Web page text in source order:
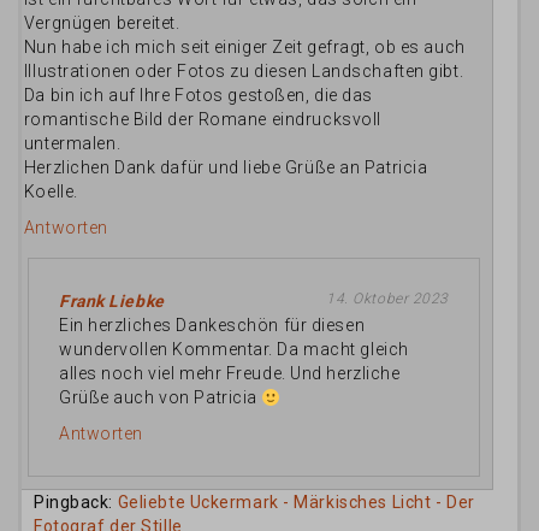
Vergnügen bereitet.
Nun habe ich mich seit einiger Zeit gefragt, ob es auch
Illustrationen oder Fotos zu diesen Landschaften gibt.
Da bin ich auf Ihre Fotos gestoßen, die das
romantische Bild der Romane eindrucksvoll
untermalen.
Herzlichen Dank dafür und liebe Grüße an Patricia
Koelle.
Antworten
Frank Liebke 14. Oktober 2023
Ein herzliches Dankeschön für diesen
wundervollen Kommentar. Da macht gleich
alles noch viel mehr Freude. Und herzliche
Grüße auch von Patricia
Antworten
Pingback: Geliebte Uckermark - Märkisches Licht - Der
Fotograf der Stille